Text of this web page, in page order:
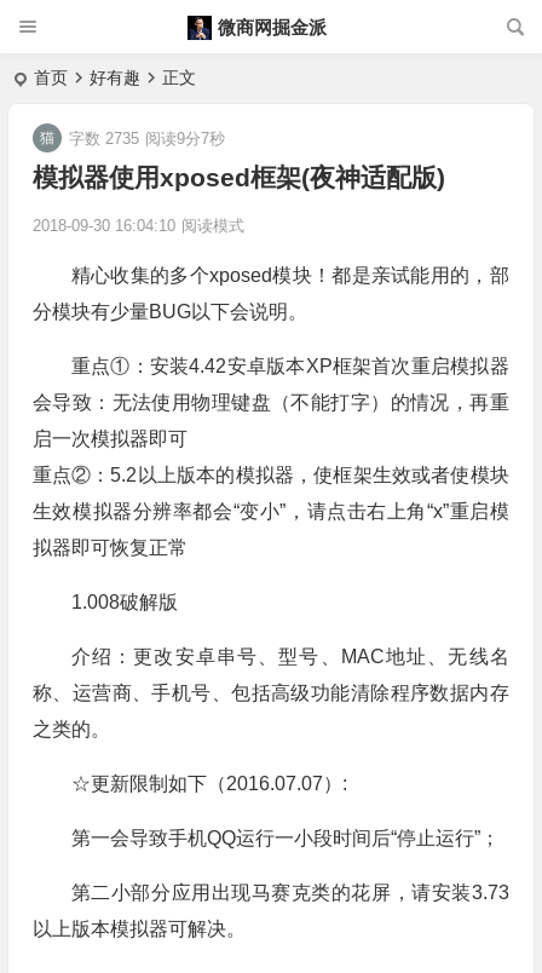
微商网掘金派
首页 好有趣 正文
模拟器使用xposed框架(夜神适配版)
2018-09-30 16:04:10
字数 2735 阅读9分7秒
阅读模式
精心收集的多个xposed模块！都是亲试能用的，部
分模块有少量BUG以下会说明。
重点①：安装4.42安卓版本XP框架首次重启模拟器
会导致：无法使用物理键盘（不能打字）的情况，再重
启一次模拟器即可
重点②：5.2以上版本的模拟器，使框架生效或者使模块
生效模拟器分辨率都会“变小”，请点击右上角“x”重启模
拟器即可恢复正常
1.008破解版
介绍：更改安卓串号、型号、MAC地址、无线名
称、运营商、手机号、包括高级功能清除程序数据内存
之类的。
☆更新限制如下（2016.07.07）:
第一会导致手机QQ运行一小段时间后“停止运行”；
第二小部分应用出现马赛克类的花屏，请安装3.73
以上版本模拟器可解决。